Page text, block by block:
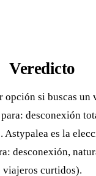
Veredicto
opción si buscas un
desconexión
Astypalea es la
desconexión,
viajeros curtidos).